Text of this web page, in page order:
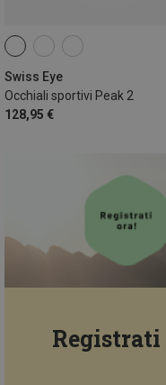
Swiss Eye
Occhiali sportivi Peak 2
128,95 €
Registrati